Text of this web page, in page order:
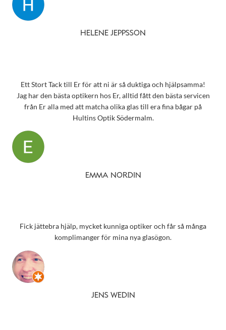
HELENE JEPPSSON
Ett Stort Tack till Er för att ni är så duktiga och hjälpsamma!
Jag har den bästa optikern hos Er, alltid fått den bästa servicen
från Er alla med att matcha olika glas till era fina bågar på
Hultins Optik Södermalm.
EMMA NORDIN
Fick jättebra hjälp, mycket kunniga optiker och får så många
komplimanger för mina nya glasögon.
JENS WEDIN